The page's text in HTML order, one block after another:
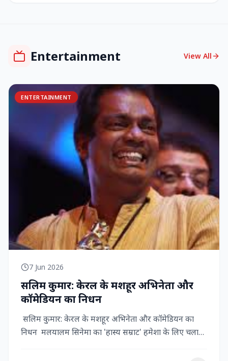
Entertainment View All
ENTERTAINMENT
7 Jun 2026
सलिम कुमार: केरल के मशहूर अभिनेता और
कॉमेडियन का निधन
सलिम कुमार: केरल के मशहूर अभिनेता और कॉमेडियन का
निधन मलयालम सिनेमा का 'हास्य सम्राट' हमेशा के लिए चला